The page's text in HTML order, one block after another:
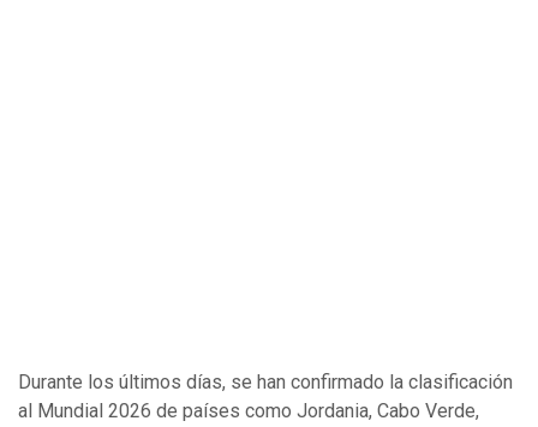
Durante los últimos días, se han confirmado la clasificación
al Mundial 2026 de países como Jordania, Cabo Verde,